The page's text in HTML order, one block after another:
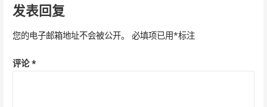
航
发表回复
您的电子邮箱地址不会被公开。 必填项已用*标注
评论*